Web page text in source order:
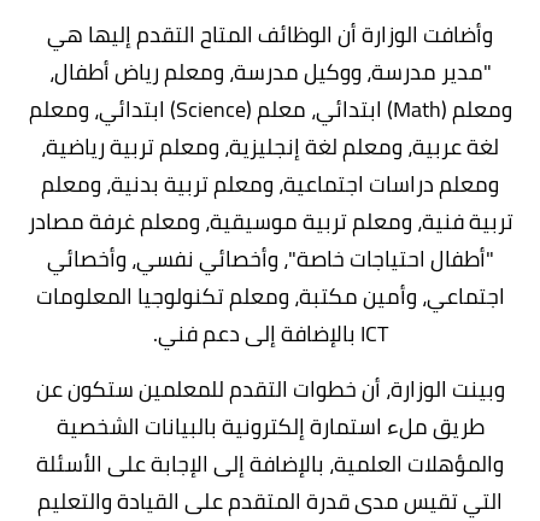
وأضافت الوزارة أن الوظائف المتاح التقدم إليها هي
"مدير مدرسة، ووكيل مدرسة، ومعلم رياض أطفال،
ومعلم (Math) ابتدائي، معلم (Science) ابتدائي، ومعلم
لغة عربية، ومعلم لغة إنجليزية، ومعلم تربية رياضية،
ومعلم دراسات اجتماعية، ومعلم تربية بدنية، ومعلم
تربية فنية، ومعلم تربية موسيقية، ومعلم غرفة مصادر
"أطفال احتياجات خاصة"، وأخصائي نفسي، وأخصائي
اجتماعي، وأمين مكتبة، ومعلم تكنولوجيا المعلومات
ICT بالإضافة إلى دعم فني.
وبينت الوزارة، أن خطوات التقدم للمعلمين ستكون عن
طريق ملء استمارة إلكترونية بالبيانات الشخصية
والمؤهلات العلمية، بالإضافة إلى الإجابة على الأسئلة
التي تقيس مدى قدرة المتقدم على القيادة والتعليم